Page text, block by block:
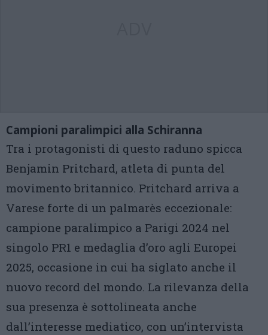
Campioni paralimpici alla Schiranna
Tra i protagonisti di questo raduno spicca
Benjamin Pritchard, atleta di punta del
movimento britannico. Pritchard arriva a
Varese forte di un palmarès eccezionale:
campione paralimpico a Parigi 2024 nel
singolo PR1 e medaglia d’oro agli Europei
2025, occasione in cui ha siglato anche il
nuovo record del mondo. La rilevanza della
sua presenza è sottolineata anche
dall’interesse mediatico, con un’intervista